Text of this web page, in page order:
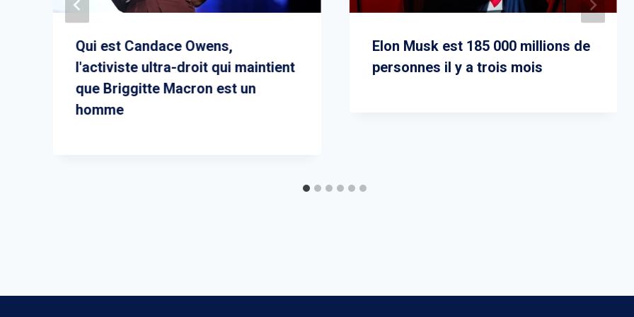
Qui est Candace Owens,
l'activiste ultra-droit qui maintient
que Briggitte Macron est un
homme
Elon Musk est 185 000 millions de
personnes il y a trois mois